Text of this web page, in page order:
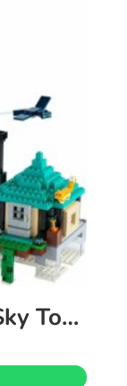
LEGO Minecraft The Sky Tower 21173 Divertido kit de construcción de islas flotantes de juguete con un piloto, 2 fantasmas voladores y un gato; nuevo 2021 (565 piezas